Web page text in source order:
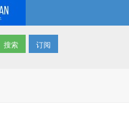
订阅